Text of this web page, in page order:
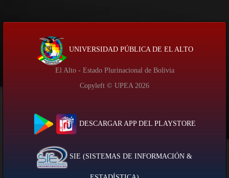
UNIVERSIDAD PÚBLICA DE EL ALTO
El Alto - Estado Plurinacional de Bolivia
Copyleft © UPEA 2026
DESCARGAR APP DEL PLAYSTORE
SIE (SISTEMAS DE INFORMACIÓN &